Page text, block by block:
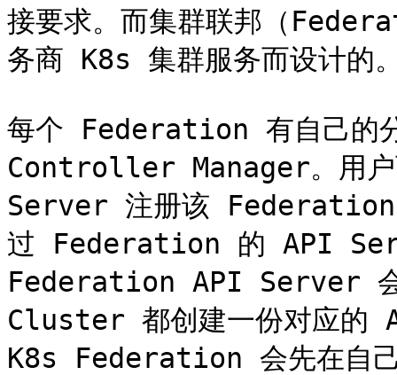
接要求。而集群联邦（
务商 K8s 集群服务而设计的
每个 Federation 有自己的
Controller Manager。用
Server 注册该
过 Federation 的 API
Federation API Server 会
Cluster 都创建一份对应的
K8s Federation 会先在自